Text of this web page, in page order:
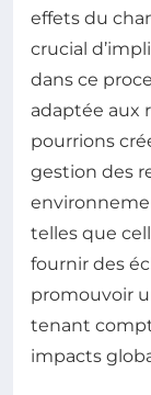
effets du
crucial
dans ce
adaptée aux
pourrions
gestion des
telles que
fournir des
promouvoir
tenant
impacts